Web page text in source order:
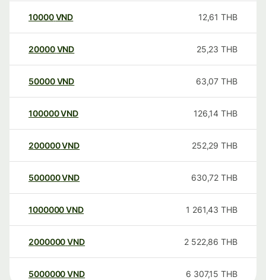
10000 VND 12,61 THB
20000 VND 25,23 THB
50000 VND 63,07 THB
100000VND 126,14 THB
200000VND 252,29 THB
500000VND 630,72 THB
1000000VND 1 261,43 THB
2000000VND 2 522,86 THB
5000000VND 6 307,15 THB